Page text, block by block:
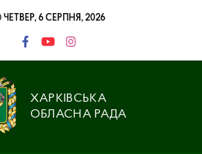
ЧЕТВЕР, 6 СЕРПНЯ, 2026
ХАРКІВСЬКА
ОБЛАСНА РАДА